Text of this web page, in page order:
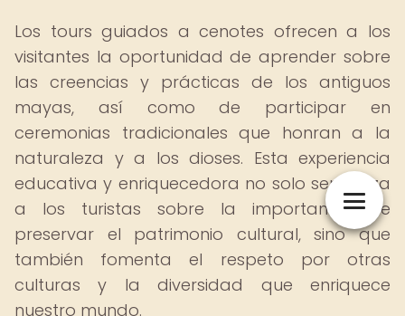
Los tours guiados a cenotes ofrecen a los
visitantes la oportunidad de aprender sobre
las creencias y prácticas de los antiguos
mayas, así como de participar en
ceremonias tradicionales que honran a la
naturaleza y a los dioses. Esta experiencia
educativa y enriquecedora no solo sensibiliza
a los turistas sobre la importancia de
preservar el patrimonio cultural, sino que
también fomenta el respeto por otras
culturas y la diversidad que enriquece
nuestro mundo.